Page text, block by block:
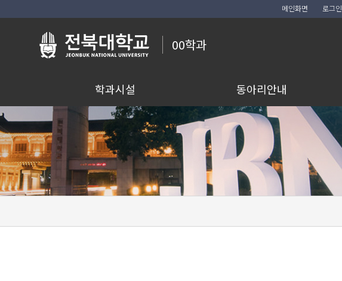
00학과
메인화면 로그인
학과시설 동아리안내